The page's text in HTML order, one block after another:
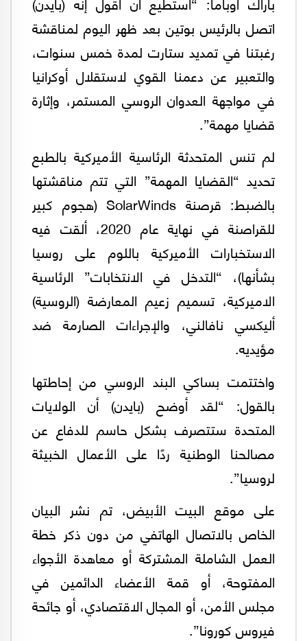
اتصل بالرئيس بوتين بعد ظهر اليوم لمناقشة
رغبتنا في تمديد ستارت لمدة خمس سنوات،
والتعبير عن دعمنا القوي لاستقلال أوكرانيا
في مواجهة العدوان الروسي المستمر، وإثارة
قضايا مهمة”.
لم تنس المتحدثة الرئاسية الأميركية بالطبع
تحديد “القضايا المهمة” التي تتم مناقشتها
بالضبط: قرصنة SolarWinds (هجوم كبير
للقراصنة في نهاية عام 2020، ألقت فيه
الاستخبارات الأميركية باللوم على روسيا
بشأنها)، “التدخل في الانتخابات” الرئاسية
الاميركية، تسميم زعيم المعارضة (الروسية)
أليكسي نافالني، والإجراءات الصارمة ضد
مؤيديه.
واختتمت بساكي البند الروسي من إحاطتها
بالقول: “لقد أوضح (بايدن) أن الولايات
المتحدة ستتصرف بشكل حاسم للدفاع عن
مصالحنا الوطنية ردًا على الأعمال الخبيثة
لروسيا”.
على موقع البيت الأبيض، تم نشر البيان
الخاص بالاتصال الهاتفي من دون ذكر خطة
العمل الشاملة المشتركة أو معاهدة الأجواء
المفتوحة، أو قمة الأعضاء الدائمين في
مجلس الأمن، أو المجال الاقتصادي، أو جائحة
فيروس كورونا”.